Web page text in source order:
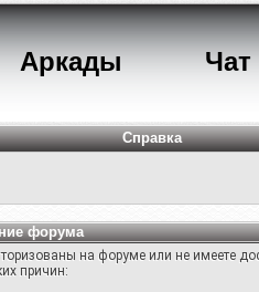
Аркады Чат
Справка
форума
на форуме или не имеете
причин: